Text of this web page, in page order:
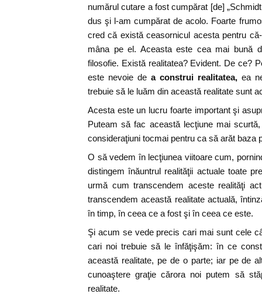
numărul cutare a fost cumpărat [de]
dus şi l-am cumpărat de acolo. Foarte
cred că există ceasornicul acesta pentru
mâna pe el. Aceasta este cea mai bună
filosofie. Există realitatea? Evident. De ce?
este nevoie de a construi realitatea, ea
trebuie să le luăm din această realitate sunt
Acesta este un lucru foarte important şi
Puteam să fac această lecţiune mai
consideraţiuni tocmai pentru ca să arăt baza
O să vedem în lecţiunea viitoare cum,
distingem înăuntrul realităţii actuale toate
urmă cum transcendem aceste realităţi
transcendem această realitate actuală,
în timp, în ceea ce a fost şi în ceea ce este.
Şi acum se vede precis cari mai sunt cele
cari noi trebuie să le înfăţişăm: în ce
această realitate, pe de o parte; iar pe de
cunoaştere graţie cărora noi putem să
realitate.